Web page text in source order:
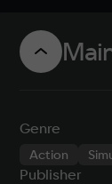
Genre
Action
Publisher